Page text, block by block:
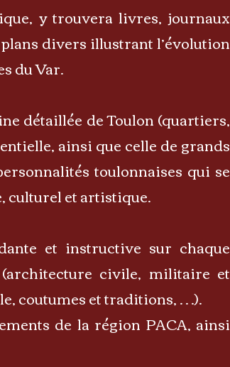
y trouvera livres, journaux
divers illustrant l’évolution
du Var.
détaillée de Toulon (quartiers,
ainsi que celle de grands
toulonnaises qui se
culturel et artistique.
et instructive sur chaque
civile, militaire et
coutumes et traditions, …).
de la région PACA, ainsi